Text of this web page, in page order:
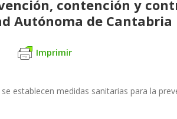
contención y
Autónoma de Cantabria
Imprimir
establecen medidas sanitarias para la